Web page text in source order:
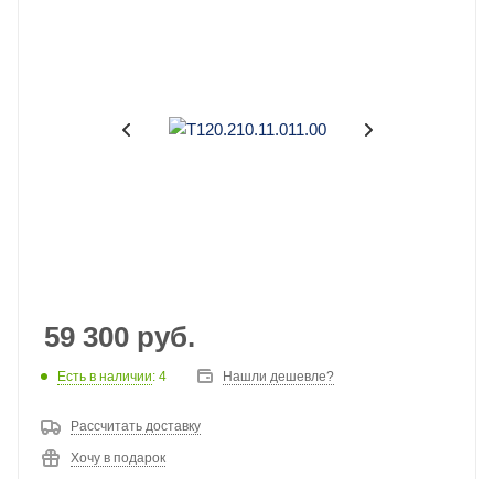
59 300 руб.
Есть в наличии: 4 Нашли дешевле?
Рассчитать доставку
Хочу в подарок